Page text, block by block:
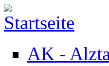
Direkt zum Inhalt
AK -